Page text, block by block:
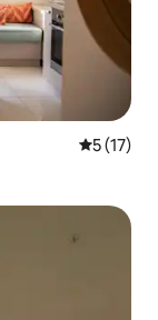
5 av 5 i
5 (17)